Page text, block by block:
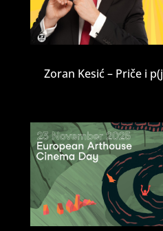
Zoran Kesić – Priče i